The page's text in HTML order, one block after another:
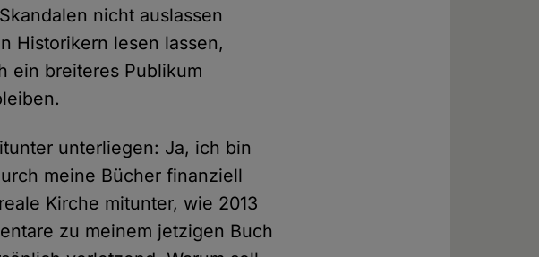
nicht auslassen
Historikern lesen lassen,
ein breiteres Publikum
unterliegen: Ja, ich bin
meine Bücher finanziell
Kirche mitunter, wie 2013
zu meinem jetzigen Buch